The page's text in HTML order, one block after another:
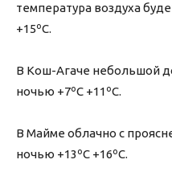
температура воздуха
+15ºС.
В Кош-Агаче небольшой
ночью +7ºС +11ºС.
В Майме облачно с
ночью +13ºС +16ºС.